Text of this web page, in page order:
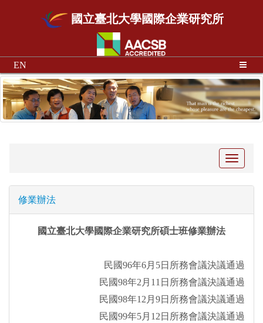
國立臺北大學國際企業研究所
EN
Toggle
修業辦法
國立臺北大學國際企業研究所碩士班修業辦法
民國96年6月5日所務會議決議通過
民國98年2月11日所務會議決議通過
民國98年12月9日所務會議決議通過
民國99年5月12日所務會議決議通過